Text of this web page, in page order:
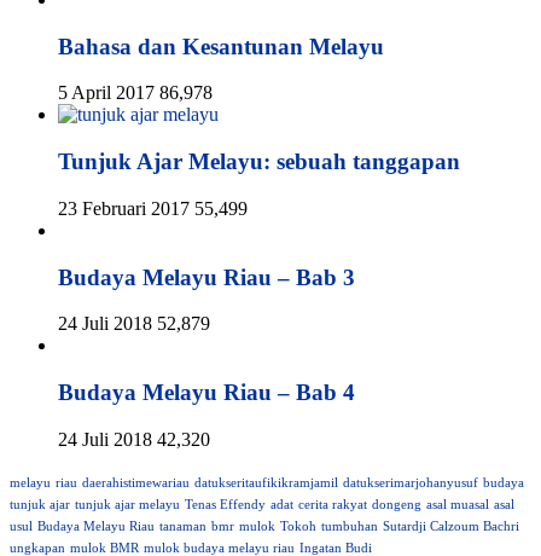
Bahasa dan Kesantunan Melayu
5 April 2017 86,978
Tunjuk Ajar Melayu: sebuah tanggapan
23 Februari 2017 55,499
Budaya Melayu Riau – Bab 3
24 Juli 2018 52,879
Budaya Melayu Riau – Bab 4
24 Juli 2018 42,320
melayu riau daerahistimewariau datukseritaufikikramjamil datukserimarjohanyusuf budaya
tunjuk ajar tunjuk ajar melayu Tenas Effendy adat cerita rakyat dongeng asal muasal asal
usul Budaya Melayu Riau tanaman bmr mulok Tokoh tumbuhan Sutardji Calzoum Bachri
ungkapan mulok BMR mulok budaya melayu riau Ingatan Budi